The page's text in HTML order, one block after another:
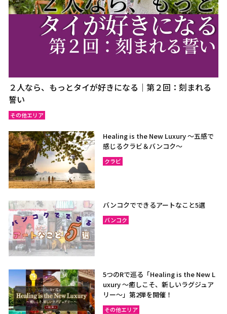
２人なら、もっとタイが好きになる｜第２回：刻まれる
誓い
その他エリア
Healing is the New Luxury ～五感で
感じるクラビ＆バンコク～
クラビ
バンコクでできるアートなこと5選
バンコク
5つのRで巡る「Healing is the New L
uxury ～癒しこそ、新しいラグジュア
リー〜」第2弾を開催！
その他エリア